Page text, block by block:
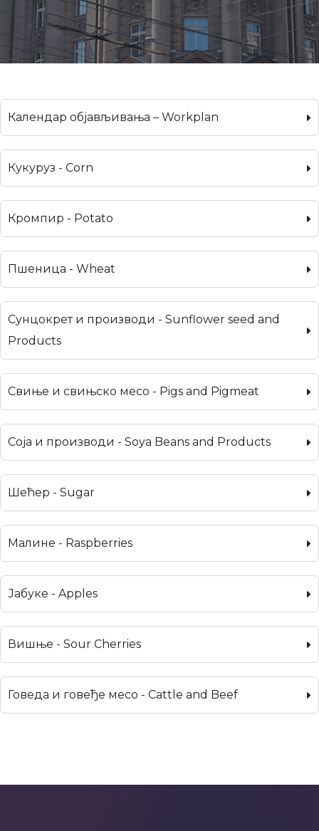
Календар објављивања – Workplan
Кукуруз - Corn
Кромпир - Potato
Пшеница - Wheat
Сунцокрет и производи - Sunflower seed and
Products
Свиње и свињско месо - Pigs and Pigmeat
Соја и производи - Soya Beans and Products
Шећер - Sugar
Малине - Raspberries
Јабуке - Apples
Вишње - Sour Cherries
Говеда и говеђе месо - Cattle and Beef